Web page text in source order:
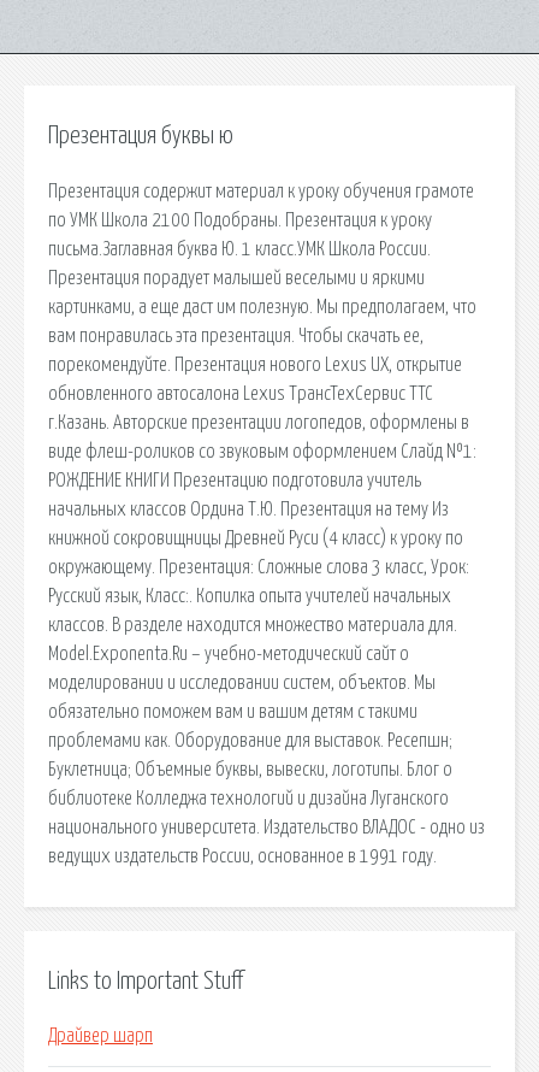
Презентация буквы ю
Презентация содержит материал к уроку обучения грамоте
по УМК Школа 2100 Подобраны. Презентация к уроку
письма.Заглавная буква Ю. 1 класс.УМК Школа России.
Презентация порадует малышей веселыми и яркими
картинками, а еще даст им полезную. Мы предполагаем, что
вам понравилась эта презентация. Чтобы скачать ее,
порекомендуйте. Презентация нового Lexus UX, открытие
обновленного автосалона Lexus ТрансТехСервис ТТС
г.Казань. Авторские презентации логопедов, оформлены в
виде флеш-роликов со звуковым оформлением Слайд №1:
РОЖДЕНИЕ КНИГИ Презентацию подготовила учитель
начальных классов Ордина Т.Ю. Презентация на тему Из
книжной сокровищницы Древней Руси (4 класс) к уроку по
окружающему. Презентация: Сложные слова 3 класс, Урок:
Русский язык, Класс:. Копилка опыта учителей начальных
классов. В разделе находится множество материала для.
Model.Exponenta.Ru – учебно-методический сайт о
моделировании и исследовании систем, объектов. Мы
обязательно поможем вам и вашим детям с такими
проблемами как. Оборудование для выставок. Ресепшн;
Буклетница; Объемные буквы, вывески, логотипы. Блог о
библиотеке Колледжа технологий и дизайна Луганского
национального университета. Издательство ВЛАДОС - одно из
ведущих издательств России, основанное в 1991 году.
Links to Important Stuff
Драйвер шарп